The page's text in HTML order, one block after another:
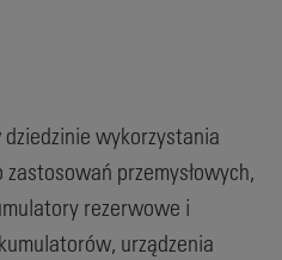
wykorzystania
przemysłowych,
rezerwowe i
urządzenia